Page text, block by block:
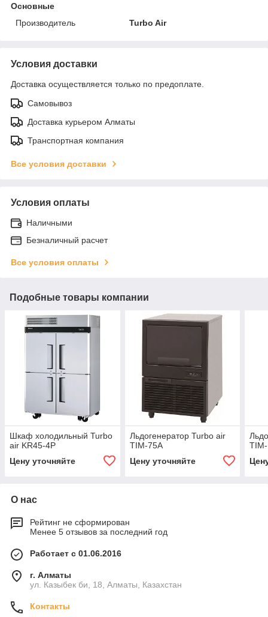
Основные
Производитель
Turbo Air
Условия доставки
Доставка осуществляется только по предоплате.
Самовывоз
Доставка курьером Алматы
Транспортная компания
Все условия доставки
Условия оплаты
Наличными
Безналичный расчет
Все условия оплаты
Подобные товары компании
Шкаф холодильный Turbo
air KR45-4P
Цену уточняйте
Льдогенератор Turbo air
TIM-75A
Цену уточняйте
О нас
Рейтинг не сформирован
Менее 5 отзывов за последний год
Работает с 01.06.2016
г. Алматы
ул. Казыбек би, 18, Алматы, Казахстан
Контакты